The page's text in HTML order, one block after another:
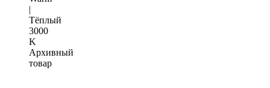
|
Тёплый
3000
K
Архивный
товар